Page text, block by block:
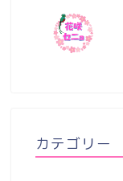
カテゴリー